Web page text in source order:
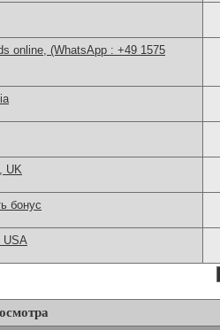
online, (WhatsApp : +49 1575
UK
бонус
USA